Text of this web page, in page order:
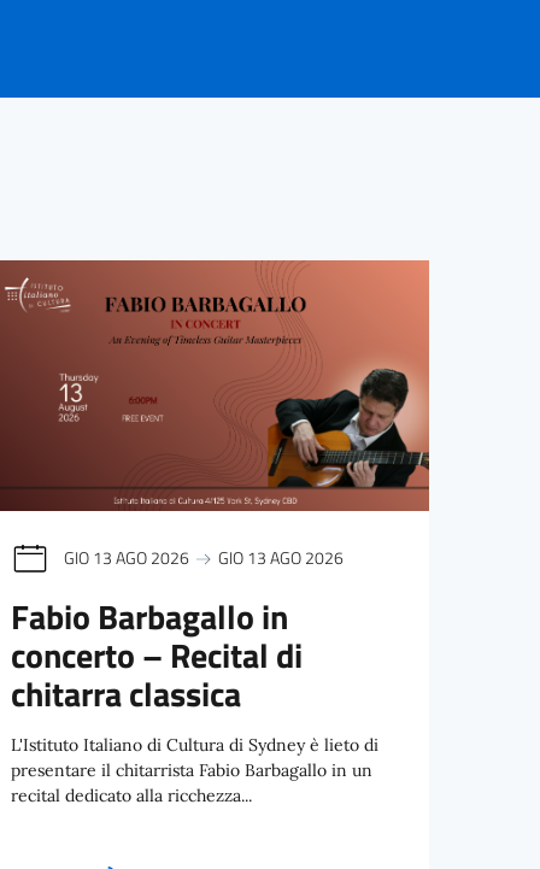
GIO 13 AGO 2026 GIO 13 AGO 2026
Fabio Barbagallo in
concerto – Recital di
chitarra classica
L'Istituto Italiano di Cultura di Sydney è lieto di
presentare il chitarrista Fabio Barbagallo in un
recital dedicato alla ricchezza...